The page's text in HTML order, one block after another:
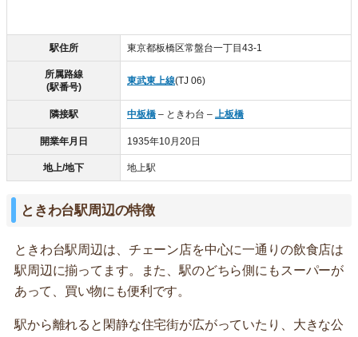
駅住所 東京都板橋区常盤台一丁目43-1
所属路線
(駅番号)
東武東上線(TJ 06)
隣接駅 中板橋 – ときわ台 – 上板橋
開業年月日 1935年10月20日
地上/地下 地上駅
ときわ台駅周辺の特徴
ときわ台駅周辺は、チェーン店を中心に一通りの飲食店は
駅周辺に揃ってます。また、駅のどちら側にもスーパーが
あって、買い物にも便利です。
駅から離れると閑静な住宅街が広がっていたり、大きな公